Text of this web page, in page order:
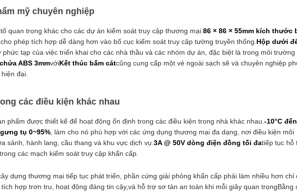
mỹ chuyên nghiệp
quan trọng khác cho các dự án kiểm soát truy cập thương mại. 86 × 86 × 55mm kích thước
phép tích hợp dễ dàng hơn vào bố cục kiểm soát truy cập tường truyền thống. Hộp dưới
phức tạp của việc triển khai cho các nhà thầu và các nhóm dự án, đặc biệt là trong môi trường
ABS 3mmvớiKết thúc bấm cátcũng cung cấp một vẻ ngoài sạch sẽ và chuyên nghiệp
đại.
các điều kiện khác nhau
phẩm được thiết kế để hoạt động ổn định trong các điều kiện trong nhà khác nhau. -10°C đến
tụ 0~95% , làm cho nó phù hợp với các ứng dụng thương mại đa dạng, nơi điều kiện môi
sảnh, hành lang, cầu thang và khu vực dịch vụ. 3A @ 50V dòng điện đồng tối đatiếp tục hỗ
các mạch kiểm soát truy cập khẩn cấp.
dựng thương mại tiếp tục phát triển, phần cứng giải phóng khẩn cấp phải làm nhiều hơn chỉ
hợp trơn tru, hoạt động đáng tin cậy,và hỗ trợ sơ tán an toàn khi mỗi giây quan trọngBằng